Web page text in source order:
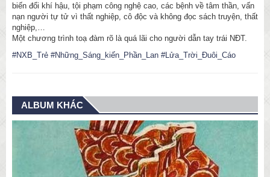
biến đổi khí hậu, tội phạm công nghệ cao, các bệnh về tâm thần, vấn
nạn người tự tử vì thất nghiệp, cô độc và không đọc sách truyện, thất
nghiệp,…
Một chương trình toạ đàm rõ là quá lãi cho người dẫn tay trái NĐT.
#NXB_Trẻ #Những_Sáng_kiến_Phần_Lan #Lửa_Trời_Đuôi_Cáo
ALBUM KHÁC